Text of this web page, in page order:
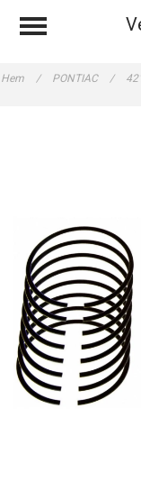
Hem / PONTIAC /